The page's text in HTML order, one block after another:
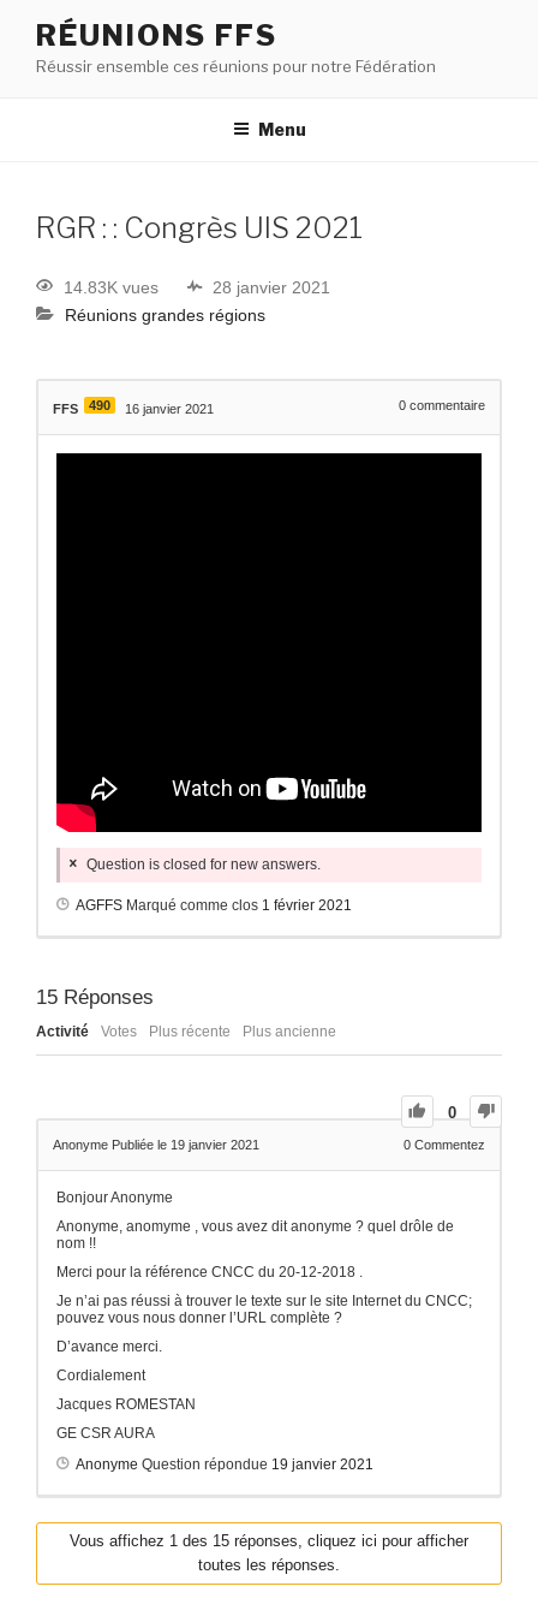
RÉUNIONS FFS
Réussir ensemble ces réunions pour notre Fédération
Menu
RGR : : Congrès UIS 2021
14.83K vues
28 janvier 2021
Réunions grandes régions
FFS 490 16 janvier 2021 0 commentaire
Question is closed for new answers.
AGFFS Marqué comme clos 1 février 2021
15 Réponses
Activité Votes Plus récente Plus ancienne
0
Anonyme Publiée le 19 janvier 2021 0 Commentez
Bonjour Anonyme
Anonyme, anomyme , vous avez dit anonyme ? quel drôle de
nom !!
Merci pour la référence CNCC du 20-12-2018 .
Je n’ai pas réussi à trouver le texte sur le site Internet du CNCC;
pouvez vous nous donner l’URL complète ?
D’avance merci.
Cordialement
Jacques ROMESTAN
GE CSR AURA
Anonyme Question répondue 19 janvier 2021
Vous affichez 1 des 15 réponses, cliquez ici pour afficher
toutes les réponses.